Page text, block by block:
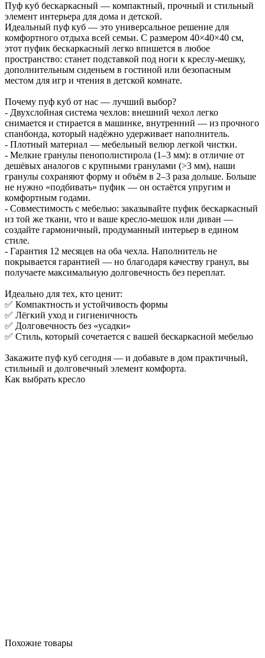
Пуф куб бескаркасный — компактный, прочный и стильный
элемент интерьера для дома и детской.
Идеальный пуф куб — это универсальное решение для
комфортного отдыха всей семьи. С размером 40×40×40 см,
этот пуфик бескаркасный легко впишется в любое
пространство: станет подставкой под ноги к креслу-мешку,
дополнительным сиденьем в гостиной или безопасным
местом для игр и чтения в детской комнате.
Почему пуф куб от нас — лучший выбор?
- Двухслойная система чехлов: внешний чехол легко
снимается и стирается в машинке, внутренний — из прочного
спанбонда, который надёжно удерживает наполнитель.
- Плотный материал — мебельный велюр легкой чистки.
- Мелкие гранулы пенополистирола (1–3 мм): в отличие от
дешёвых аналогов с крупными гранулами (>3 мм), наши
гранулы сохраняют форму и объём в 2–3 раза дольше. Больше
не нужно «подбивать» пуфик — он остаётся упругим и
комфортным годами.
- Совместимость с мебелью: заказывайте пуфик бескаркасный
из той же ткани, что и ваше кресло-мешок или диван —
создайте гармоничный, продуманный интерьер в едином
стиле.
- Гарантия 12 месяцев на оба чехла. Наполнитель не
покрывается гарантией — но благодаря качеству гранул, вы
получаете максимальную долговечность без переплат.
Идеально для тех, кто ценит:
✅ Компактность и устойчивость формы
✅ Лёгкий уход и гигиеничность
✅ Долговечность без «усадки»
✅ Стиль, который сочетается с вашей бескаркасной мебелью
Закажите пуф куб сегодня — и добавьте в дом практичный,
стильный и долговечный элемент комфорта.
Как выбрать кресло
Похожие товары